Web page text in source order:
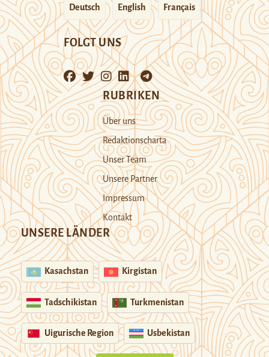
Deutsch English Français
FOLGT UNS
RUBRIKEN
Über uns
Redaktionscharta
Unser Team
Unsere Partner
Impressum
Kontakt
UNSERE LÄNDER
Kasachstan Kirgistan
Tadschikistan Turkmenistan
Uigurische Region Usbekistan